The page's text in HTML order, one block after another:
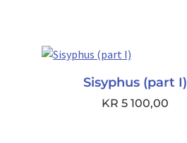
Sisyphus (part I)
KR 5 100,00